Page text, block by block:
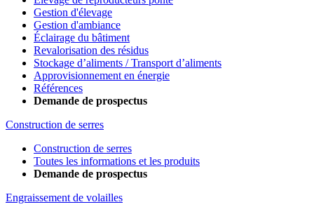
Gestion d'élevage
Gestion d'ambiance
Éclairage du bâtiment
Revalorisation des résidus
Stockage d’aliments / Transport d’aliments
Approvisionnement en énergie
Références
Demande de prospectus
Construction de serres
Construction de serres
Toutes les informations et les produits
Demande de prospectus
Engraissement de volailles